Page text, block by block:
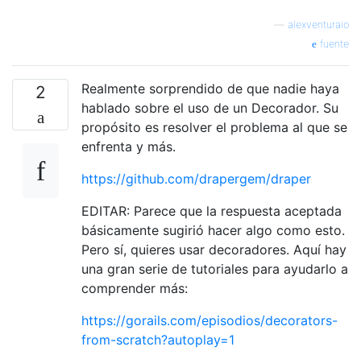
alexventuraio
fuente
2
Realmente sorprendido de que nadie haya
hablado sobre el uso de un Decorador. Su
propósito es resolver el problema al que se
enfrenta y más.
https://github.com/drapergem/draper
EDITAR: Parece que la respuesta aceptada
básicamente sugirió hacer algo como esto.
Pero sí, quieres usar decoradores. Aquí hay
una gran serie de tutoriales para ayudarlo a
comprender más:
https://gorails.com/episodios/decorators-
from-scratch?autoplay=1